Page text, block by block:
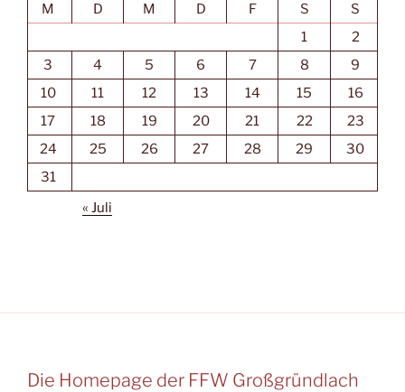
M
D M D F S
S
1
2
3
4 5 6 7 8
9
10
11 12 13 14 15
16
17
18 19 20 21 22
23
24
25 26 27 28 29
30
31
« Juli
Die Homepage der FFW Großgründlach